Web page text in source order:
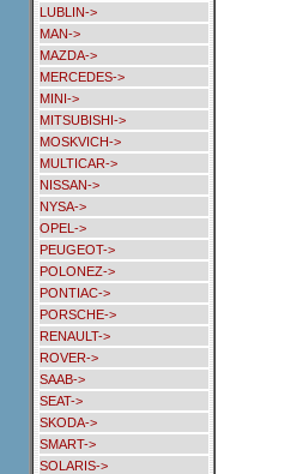
LUBLIN->
MAN->
MAZDA->
MERCEDES->
MINI->
MITSUBISHI->
MOSKVICH->
MULTICAR->
NISSAN->
NYSA->
OPEL->
PEUGEOT->
POLONEZ->
PONTIAC->
PORSCHE->
RENAULT->
ROVER->
SAAB->
SEAT->
SKODA->
SMART->
SOLARIS->